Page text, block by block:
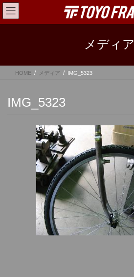
コ
ン
テ
ス
ナ
ビ
ゲ
ン
メディア
HOME メディア IMG_5323
IMG_5323